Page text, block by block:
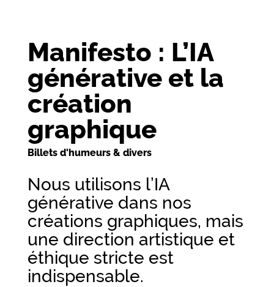
Manifesto : L’IA
générative et la
création
graphique
Billets d'humeurs & divers
Nous utilisons l’IA
générative dans nos
créations graphiques, mais
une direction artistique et
éthique stricte est
indispensable.